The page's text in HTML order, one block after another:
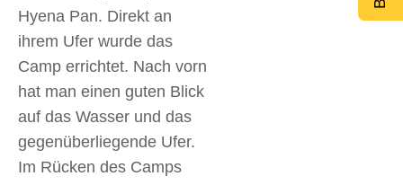
Hyena Pan. Direkt an
ihrem Ufer wurde das
Camp errichtet. Nach vorn
hat man einen guten Blick
auf das Wasser und das
gegenüberliegende Ufer.
Im Rücken des Camps